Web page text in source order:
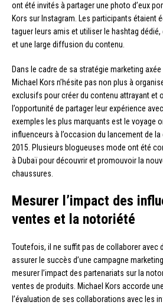
ont été invités à partager une photo d’eux
Kors sur Instagram. Les participants étaient
taguer leurs amis et utiliser le hashtag
et une large diffusion du contenu.
Dans le cadre de sa stratégie marketing
Michael Kors n’hésite pas non plus à
exclusifs pour créer du contenu attrayant et
l’opportunité de partager leur expérience
exemples les plus marquants est le voyage
influenceurs à l’occasion du lancement de
2015. Plusieurs blogueuses mode ont été
à Dubaï pour découvrir et promouvoir la
chaussures.
Mesurer l’impact des
ventes et la notoriété
Toutefois, il ne suffit pas de collaborer avec
assurer le succès d’une campagne
mesurer l’impact des partenariats sur la
ventes de produits. Michael Kors accorde
l’évaluation de ses collaborations avec les